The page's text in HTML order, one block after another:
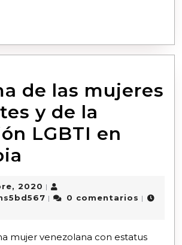
de las mujeres
y de la
LGBTI en
2020 |
| 0 comentarios |
mujer venezolana con estatus